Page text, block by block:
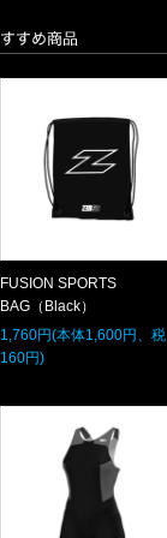
FUSION SPORTS
BAG（Black）
1,760円(本体1,600円、税
160円)